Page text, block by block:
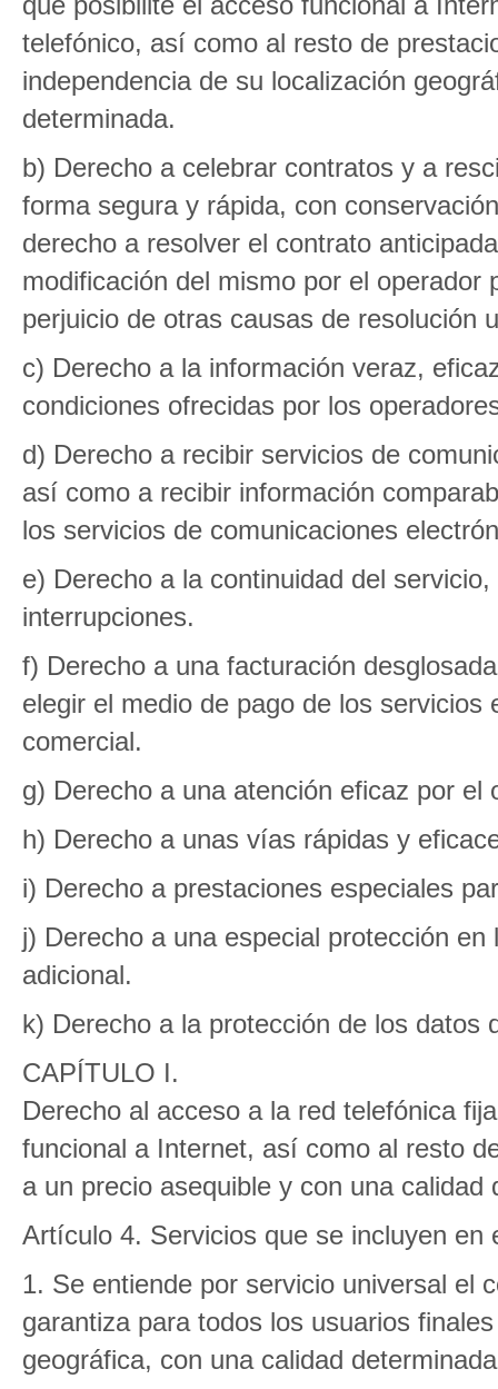
telefónico, así como al resto de
independencia de su localización
determinada.
b) Derecho a celebrar contratos y a
forma segura y rápida, con
derecho a resolver el contrato
modificación del mismo por el
perjuicio de otras causas de resolución
c) Derecho a la información veraz,
condiciones ofrecidas por los
d) Derecho a recibir servicios de
así como a recibir información
los servicios de comunicaciones
e) Derecho a la continuidad del
interrupciones.
f) Derecho a una facturación
elegir el medio de pago de los
comercial.
g) Derecho a una atención eficaz por el
h) Derecho a unas vías rápidas y
i) Derecho a prestaciones especiales
j) Derecho a una especial protección
adicional.
k) Derecho a la protección de los datos
CAPÍTULO I.
Derecho al acceso a la red telefónica
funcional a Internet, así como al resto
a un precio asequible y con una calidad
Artículo 4. Servicios que se incluyen en
1. Se entiende por servicio universal el
garantiza para todos los usuarios
geográfica, con una calidad